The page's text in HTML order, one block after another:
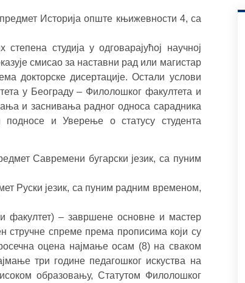
Историја опште књижевности 4, са
студија у одговарајућој научној
смисао за наставни рад или магистар
докторске дисертације. Остали услови
у Београду – Филолошког факултета и
и заснивања радног односа сарадника
подносе и Уверење о статусу студента
Савремени бугарски језик, са пуним
Руски језик, са пуним радним временом,
факултет) – завршене основне и мастер
стручне спреме према прописима који су
оцена најмање осам (8) на сваком
три године педагошког искуства на
образовању, Статутoм Филолошког